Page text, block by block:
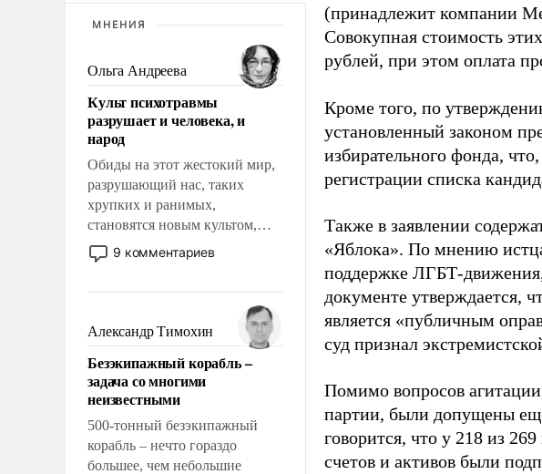
МНЕНИЯ
Ольга Андреева
Культ психотравмы
разрушает и человека, и
народ
Обиды на этот жестокий мир,
разрушающий нас, таких
хрупких и ранимых,
становятся новым культом,
постепенно вытесняя и
отменяя традиционное
мужественным и твердым под
ударами судьбы, брать на себя
ответственность, помогать
слабым, идти вперед и
адаптироваться.
9 комментариев
Александр Тимохин
Безэкипажный корабль –
задача со многими
неизвестными
500-тонный безэкипажный
корабль – нечто гораздо
большее, чем небольшие
(принадлежит компании
Совокупная стоимость
рублей, при этом оплата
Кроме того, по
установленный законом
избирательного фонда,
регистрации списка
Также в заявлении
«Яблока». По мнению
поддержке ЛГБТ-
документе утверждается,
является «публичным
суд признал
Помимо вопросов
партии, были допущены
говорится, что у 218 из
счетов и активов были